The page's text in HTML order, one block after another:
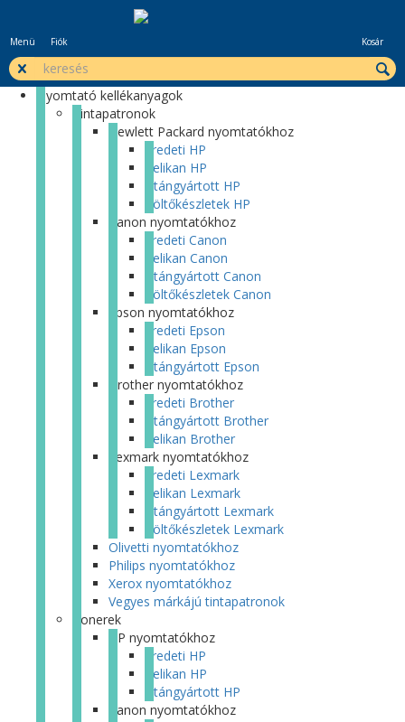
Menü Fiók Kosár
Nyomtató kellékanyagok
Tintapatronok
Hewlett Packard nyomtatókhoz
Eredeti HP
Pelikan HP
Utángyártott HP
Töltőkészletek HP
Canon nyomtatókhoz
Eredeti Canon
Pelikan Canon
Utángyártott Canon
Töltőkészletek Canon
Epson nyomtatókhoz
Eredeti Epson
Pelikan Epson
Utángyártott Epson
Brother nyomtatókhoz
Eredeti Brother
Utángyártott Brother
Pelikan Brother
Lexmark nyomtatókhoz
Eredeti Lexmark
Pelikan Lexmark
Utángyártott Lexmark
Töltőkészletek Lexmark
Olivetti nyomtatókhoz
Philips nyomtatókhoz
Xerox nyomtatókhoz
Vegyes márkájú tintapatronok
Tonerek
HP nyomtatókhoz
Eredeti HP
Pelikan HP
Utángyártott HP
Canon nyomtatókhoz